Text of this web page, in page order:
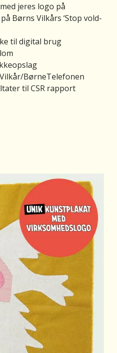
jeres logo på
Børns Vilkårs ‘Stop vold-
til digital brug
BørneTelefonen
til CSR rapport